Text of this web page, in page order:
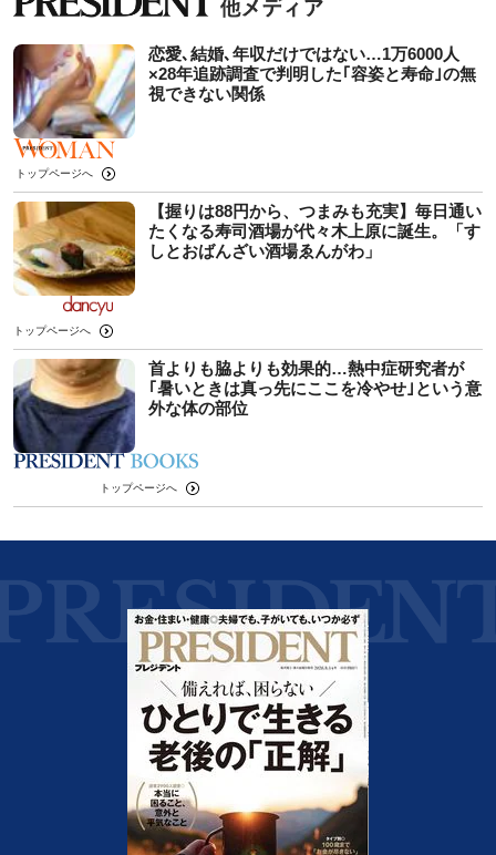
恋愛､結婚､年収だけではない…1万6000人
×28年追跡調査で判明した｢容姿と寿命｣の無
視できない関係
トップページへ
【握りは88円から、つまみも充実】毎日通い
たくなる寿司酒場が代々木上原に誕生。「す
しとおばんざい酒場ゑんがわ」
トップページへ
首よりも脇よりも効果的…熱中症研究者が
｢暑いときは真っ先にここを冷やせ｣という意
外な体の部位
トップページへ